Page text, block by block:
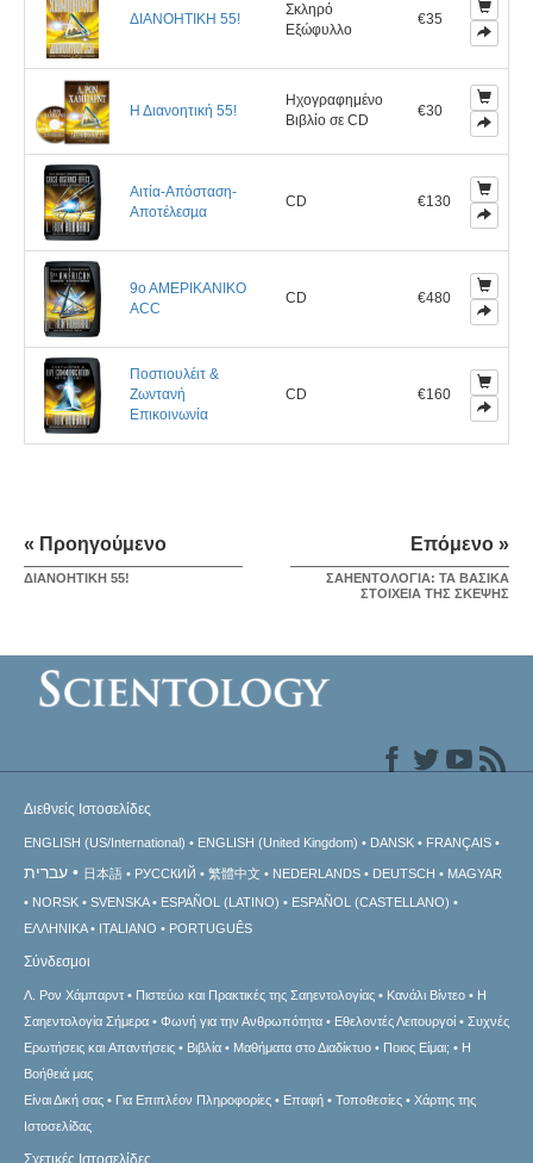
ΔΙΑΝΟΗΤΙΚΗ 55!
Σκληρό
Εξώφυλλο
€35
Η Διανοητική 55!
Ηχογραφημένο
Βιβλίο σε CD
€30
Αιτία-Απόσταση-
Αποτέλεσµα
CD €130
9ο ΑΜΕΡΙΚΑΝΙΚΟ
ACC
CD €480
Ποστιουλέιτ &
Ζωντανή
Επικοινωνία
CD €160
« Προηγούμενο
ΔΙΑΝΟΗΤΙΚΗ 55!
Επόμενο »
ΣΑΗΕΝΤΟΛΟΓΙΑ: ΤΑ ΒΑΣΙΚΑ
ΣΤΟΙΧΕΙΑ ΤΗΣ ΣΚΕΨΗΣ
Διεθνείς Ιστοσελίδες
ENGLISH (US/International) ENGLISH (United Kingdom) DANSK FRANÇAIS
עברית 日本語 РУССКИЙ 繁體中文 NEDERLANDS DEUTSCH
MAGYAR
NORSK
SVENSKA ESPAÑOL (LATINO)
ESPAÑOL (CASTELLANO)
ΕΛΛΗΝΙΚA
ITALIANO PORTUGUÊS
Σύνδεσμοι
Λ. Ρον Χάμπαρντ Πιστεύω και Πρακτικές της Σαηεντολογίας Κανάλι Βίντεο
Η
Σαηεντολογία Σήμερα
Φωνή για την Ανθρωπότητα Εθελοντές Λειτουργοί
Συχνές
Ερωτήσεις και Απαντήσεις
Βιβλία Μαθήματα στο Διαδίκτυο Ποιος Είμαι;
Η
Βοήθειά μας
Είναι Δική σας
Για Επιπλέον Πληροφορίες Επαφή Τοποθεσίες
Χάρτης της
Ιστοσελίδας